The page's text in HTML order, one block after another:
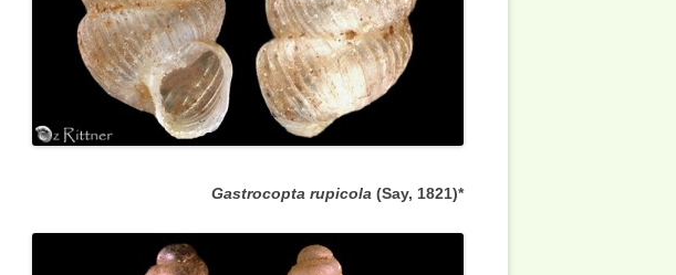
*(
Gastrocopta rupicola (Say, 1821